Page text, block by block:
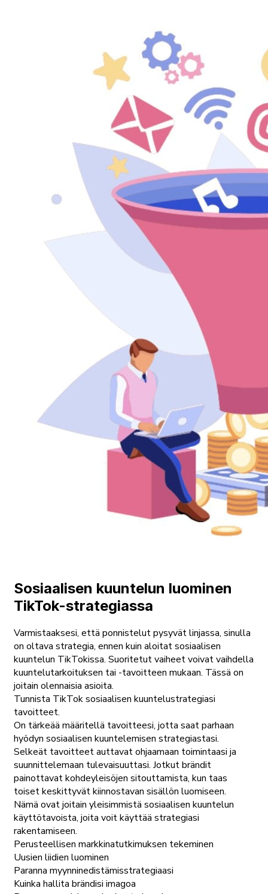
Sosiaalisen kuuntelun luominen
TikTok-strategiassa
Varmistaaksesi, että ponnistelut pysyvät linjassa, sinulla
on oltava strategia, ennen kuin aloitat sosiaalisen
kuuntelun TikTokissa. Suoritetut vaiheet voivat vaihdella
kuuntelutarkoituksen tai -tavoitteen mukaan. Tässä on
joitain olennaisia asioita.
Tunnista TikTok sosiaalisen kuuntelustrategiasi
tavoitteet.
On tärkeää määritellä tavoitteesi, jotta saat parhaan
hyödyn sosiaalisen kuuntelemisen strategiastasi.
Selkeät tavoitteet auttavat ohjaamaan toimintaasi ja
suunnittelemaan tulevaisuuttasi. Jotkut brändit
painottavat kohdeyleisöjen sitouttamista, kun taas
toiset keskittyvät kiinnostavan sisällön luomiseen.
Nämä ovat joitain yleisimmistä sosiaalisen kuuntelun
käyttötavoista, joita voit käyttää strategiasi
rakentamiseen.
Perusteellisen markkinatutkimuksen tekeminen
Uusien liidien luominen
Paranna myynninedistämisstrategiaasi
Kuinka hallita brändisi imagoa